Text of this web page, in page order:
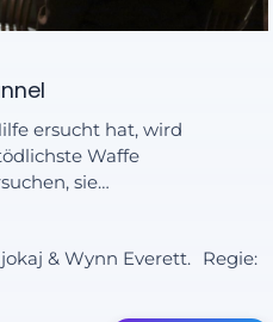
ersucht hat, wird
Waffe
sie
und Agent
für Stark
Unterkunft,
wenn sie zu ihr
& Wynn Everett.
Regie: